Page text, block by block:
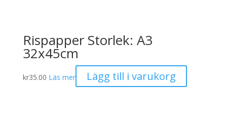
Rispapper Storlek: A3
32x45cm
kr35.00 Läs mer Lägg till i varukorg